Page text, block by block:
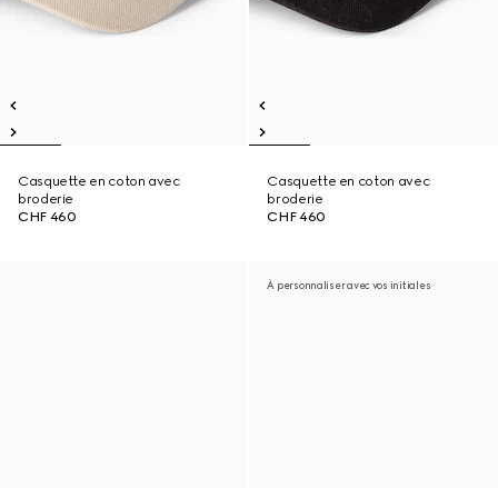
Casquette en coton avec
broderie
CHF 460
Casquette en coton avec
broderie
CHF 460
À personnaliser avec vos initiales